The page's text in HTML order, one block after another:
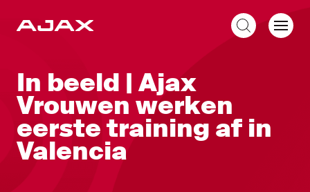
In beeld | Ajax
Vrouwen werken
eerste training af in
Valencia